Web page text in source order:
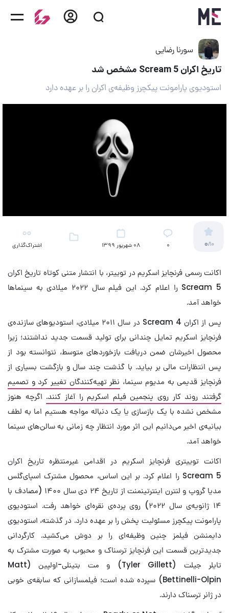
سورنا رضایی
تاریخ اکران Scream 5 مشخص شد
استودیوی پارامونت پیکچرز وظیفه‌ی اکران را بر عهده دارد
0/10 ۰ 08 شهریور 1399 اشتراک‌گذاری
اکانت رسمی فرنچایز اسکریم در توییتر، با انتشار متنی کوتاه تاریخ اکران
Scream 5 را اعلام کرد. این فیلم سال ۲۰۲۲ میلادی به سینماها
خواهد آمد.
پس از اکران Scream 4 در سال ۲۰۱۱ میلادی، استودیوهای سازنده‌ی
فرنچایز اسکریم تمایل چندانی برای تولید قسمت جدید نداشتند؛ زیرا
محصول اخیرشان ضمن دریافت بازخوردهای متوسط، نتوانسته بود از
پس انتظارات مالی بر بیاید. با گذشت چند سال و بازگشت بسیاری از
فرنچایز قدیمی به مدیوم سینما، نظر تهیه‌کنندگان تغییر کرد و تصمیم
گرفتند روند کار روی پنجمین فیلم اسکریم را آغاز کنند. اگرچه هنوز
مشخص نشده با یک بازسازی یا یک دنباله مواجه هستیم اما به لطف
بیانیه‌ی اخیر می‌دانیم این اثر مورد انتظار چه زمانی به سالن‌های سینما
خواهد آمد.
اکانت توییتری فرنچایز اسکریم در اقدامی غیرمنتظره تاریخ اکران
Scream 5 را اعلام کرد. بر این اساس، محصول مشترک اسپای‌گلس
مدیا گروپ و لنترن اینترتینمنت از تاریخ ۲۴ دی سال ۱۴۰۰ (مصادف با
۱۴ ژانویه‌ی سال ۲۰۲۲) روی پرده‌ی نقره‌ای خواهد رفت. استودیوی
پارامونت پیکچرز مسئولیت پخش را بر عهده دارد. در گذشته، استودیوی
دایمنشن فیلمز چنین وظیفه‌ای را بر دوش می‌کشید. کارگردانی
جدیدترین قسمت این فرنچایز ترسناک و محبوب به صورت مشترک به
تایلر جیلت (Tyler Gillett) و مت بتینلی-اولپین (Matt
Bettinelli-Olpin) سپرده شده است؛ فیلمسازانی که سابقه‌ی خوبی
در ژانر ترسناک دارند.